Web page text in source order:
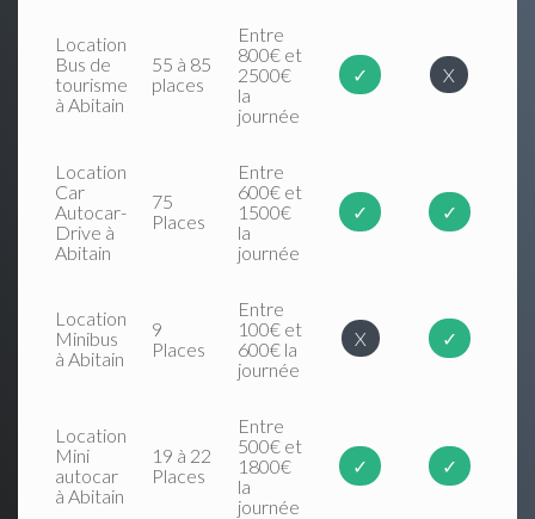
Location
Bus de
tourisme
à Abitain
55 à 85
places
Entre
800€ et
2500€
la
journée
✓ X
Location
Car
Autocar-
Drive à
Abitain
75
Places
Entre
600€ et
1500€
la
journée
✓ ✓
Location
Minibus
à Abitain
9
Places
Entre
100€ et
600€ la
journée
X ✓
Location
Mini
autocar
à Abitain
19 à 22
Places
Entre
500€ et
1800€
la
journée
✓ ✓